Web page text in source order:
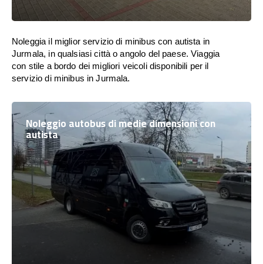
Noleggia il miglior servizio di minibus con autista in
Jurmala, in qualsiasi città o angolo del paese. Viaggia
con stile a bordo dei migliori veicoli disponibili per il
servizio di minibus in Jurmala.
Noleggio autobus di medie dimensioni con
autista